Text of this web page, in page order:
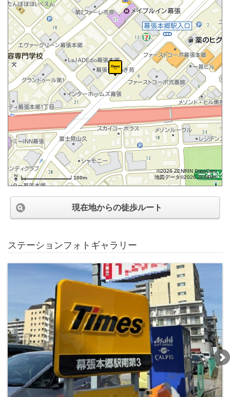
100m
©2026 ZENRIN DataCom
地図データ©2026 ZENRIN
現在地からの徒歩ルート
ステーションフォトギャラリー